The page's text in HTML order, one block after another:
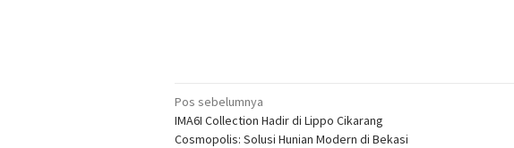
Navigasi
pos
Pos sebelumnya
IMA6I Collection Hadir di Lippo Cikarang
Cosmopolis: Solusi Hunian Modern di Bekasi